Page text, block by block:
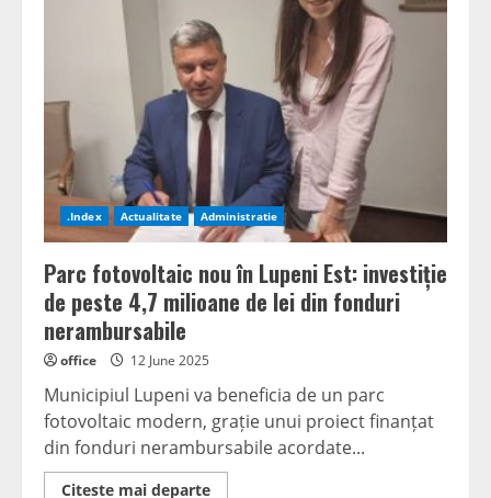
strategic:
Senatorul
PNL
Călin
Petru
Marian
laudă
avansul
lucrărilor
la
noua
centrală
electrică
.Index Actualitate Administratie
Parc fotovoltaic nou în Lupeni Est: investiție
de peste 4,7 milioane de lei din fonduri
nerambursabile
office 12 June 2025
Municipiul Lupeni va beneficia de un parc
fotovoltaic modern, grație unui proiect finanțat
din fonduri nerambursabile acordate...
Citeste mai departeRead